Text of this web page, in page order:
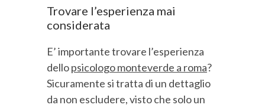
Trovare l’esperienza mai
considerata
E’ importante trovare l’esperienza
dellopsicologo monteverde a roma?
Sicuramente si tratta di un dettaglio
da non escludere, visto che solo un